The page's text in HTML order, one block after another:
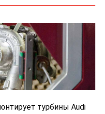
турбины Audi